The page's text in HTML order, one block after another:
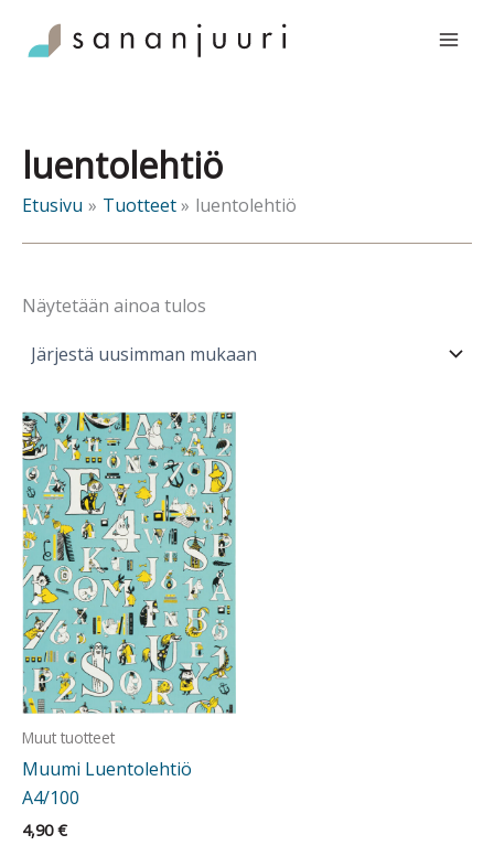
sisältöön
luentolehtiö
Etusivu Tuotteet luentolehtiö
Näytetään ainoa tulos
Muut tuotteet
Muumi Luentolehtiö
A4/100
4,90€